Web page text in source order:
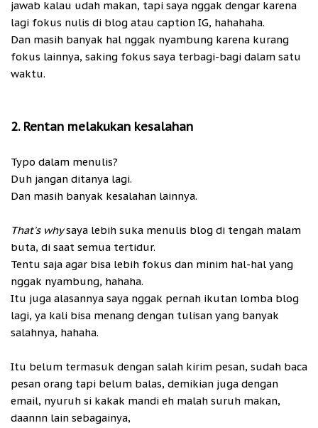
jawab kalau udah makan, tapi saya nggak dengar karena
lagi fokus nulis di blog atau caption IG, hahahaha.
Dan masih banyak hal nggak nyambung karena kurang
fokus lainnya, saking fokus saya terbagi-bagi dalam satu
waktu.
2. Rentan melakukan kesalahan
Typo dalam menulis?
Duh jangan ditanya lagi.
Dan masih banyak kesalahan lainnya.
That's whysaya lebih suka menulis blog di tengah malam
buta, di saat semua tertidur.
Tentu saja agar bisa lebih fokus dan minim hal-hal yang
nggak nyambung, hahaha.
Itu juga alasannya saya nggak pernah ikutan lomba blog
lagi, ya kali bisa menang dengan tulisan yang banyak
salahnya, hahaha.
Itu belum termasuk dengan salah kirim pesan, sudah baca
pesan orang tapi belum balas, demikian juga dengan
email, nyuruh si kakak mandi eh malah suruh makan,
daannn lain sebagainya,